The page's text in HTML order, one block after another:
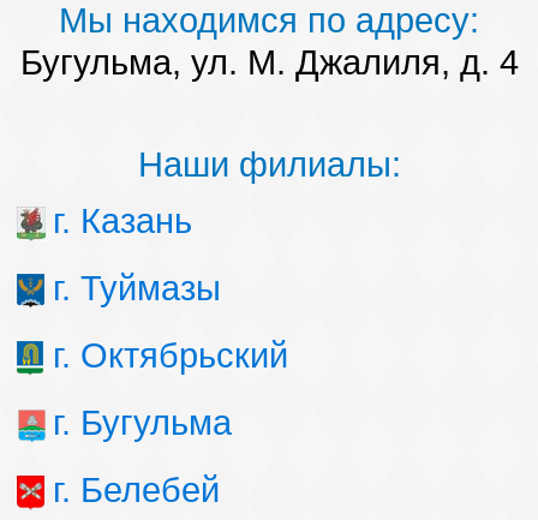
Мы находимся по адресу:
Бугульма, ул. М. Джалиля, д. 4
Наши филиалы:
г. Казань
г. Туймазы
г. Октябрьский
г. Бугульма
г. Белебей